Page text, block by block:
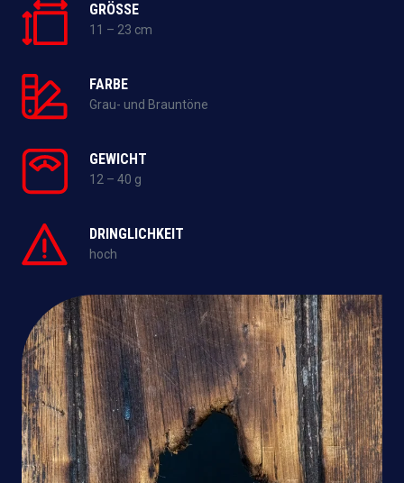
GRÖSSE
11 – 23 cm
FARBE
Grau- und Brauntöne
GEWICHT
12 – 40 g
DRINGLICHKEIT
hoch